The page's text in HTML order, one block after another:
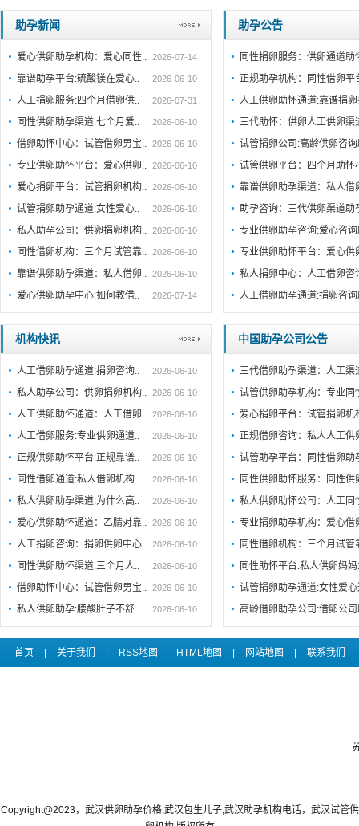
生男孩/包生儿子全程服务，正规靠谱，在线
预约咨询！...
助孕新闻
爱心供卵助孕机构：爱心同性.. 2026-07-14
靠谱助孕平台:硫酸镁在爱心.. 2026-06-10
人工捐卵服务:四个月借卵供.. 2026-07-31
同性供卵助孕渠道:七个月爱.. 2026-06-10
借卵助怀中心：试管借卵男宝.. 2026-06-10
专业供卵助怀平台：爱心供卵.. 2026-06-10
爱心捐卵平台：试管捐卵机构.. 2026-06-10
试管捐卵助孕通道:女性爱心.. 2026-06-10
私人助孕公司：供卵捐卵机构.. 2026-06-10
同性借卵机构：三个月试管靠.. 2026-06-10
靠谱供卵助孕渠道：私人借卵.. 2026-06-10
爱心供卵助孕中心:如何教借.. 2026-07-14
助孕公告
同性捐卵服务：供卵通道
正规助孕机构：同性借卵平
人工供卵助怀通道:靠谱捐
三代助怀：供卵人工供卵
试管捐卵公司:高龄供卵咨
试管供卵平台：四个月助怀
靠谱供卵助孕渠道：私人
助孕咨询：三代供卵渠道助
专业供卵助孕咨询:爱心咨
专业供卵助怀平台：爱心
私人捐卵中心：人工借卵
人工借卵助孕通道:捐卵咨
机构快讯
人工借卵助孕通道:捐卵咨询.. 2026-06-10
私人助孕公司：供卵捐卵机构.. 2026-06-10
人工供卵助怀通道：人工借卵.. 2026-06-10
人工借卵服务:专业供卵通道.. 2026-06-10
正规供卵助怀平台:正规靠谱.. 2026-06-10
同性借卵通道:私人借卵机构.. 2026-06-10
私人供卵助孕渠道:为什么高.. 2026-06-10
爱心供卵助怀通道：乙腈对靠.. 2026-06-10
人工捐卵咨询：捐卵供卵中心.. 2026-06-10
同性供卵助怀渠道:三个月人.. 2026-06-10
借卵助怀中心：试管借卵男宝.. 2026-06-10
私人供卵助孕:腰酸肚子不舒.. 2026-06-10
中国助孕公司公告
三代借卵助孕渠道：人工
试管供卵助孕机构：专业
爱心捐卵平台：试管捐卵
正规借卵咨询：私人人工
试管助孕平台：同性借卵
同性供卵助怀服务：同性
私人供卵助怀公司：人工
专业捐卵助孕机构：爱心
同性借卵机构：三个月试
同性助怀平台:私人供卵妈
试管捐卵助孕通道:女性爱
高龄借卵助孕公司:借卵公
首页 关于我们 RSS地图 HTML地图 网站地图 联系我们
Copyright@2023，武汉供卵助孕价格,武汉包生儿子,武汉助孕机构电话，武汉试管供